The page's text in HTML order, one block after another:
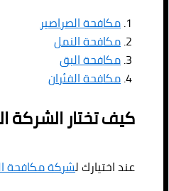
مكافحة الصراصير
مكافحة النمل
مكافحة البق
مكافحة الفئران
كيف تختار الشركة
عند اختيارك لشركة مكافحة